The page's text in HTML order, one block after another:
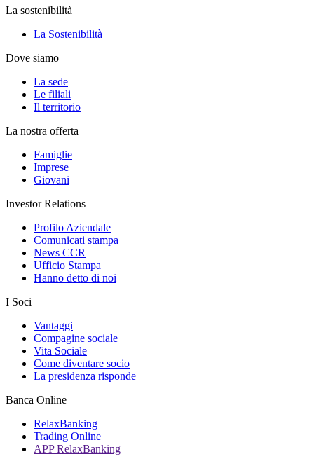
La sostenibilità
La Sostenibilità
Dove siamo
La sede
Le filiali
Il territorio
La nostra offerta
Famiglie
Imprese
Giovani
Investor Relations
Profilo Aziendale
Comunicati stampa
News CCR
Ufficio Stampa
Hanno detto di noi
I Soci
Vantaggi
Compagine sociale
Vita Sociale
Come diventare socio
La presidenza risponde
Banca Online
RelaxBanking
Trading Online
APP RelaxBanking